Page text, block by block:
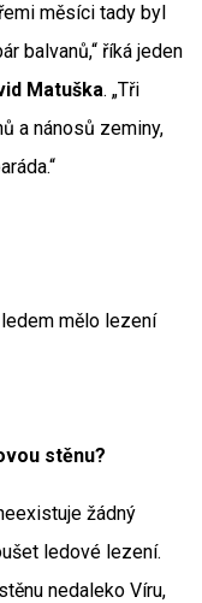
měsíci tady byl
balvanů,“ říká jeden
Matuška. „Tři
a nánosů zeminy,
mělo lezení
stěnu?
žádný
ledové lezení.
nedaleko Víru,